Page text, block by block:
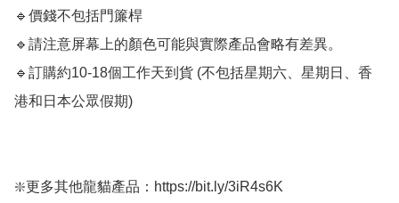
🔹價錢不包括門簾桿
🔹請注意屏幕上的顏色可能與實際產品會略有差異。
🔹訂購約10-18個工作天到貨 (不包括星期六、星期日、香
港和日本公眾假期) ﻿
❇️更多其他龍貓產品：https://bit.ly/3iR4s6K